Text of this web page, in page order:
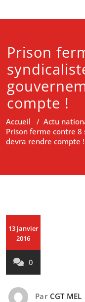
Prison
compte !
Accueil / Actu
Prison ferme contre
devra rendre compte !
13 janvier
2016
0
Par CGT MEL